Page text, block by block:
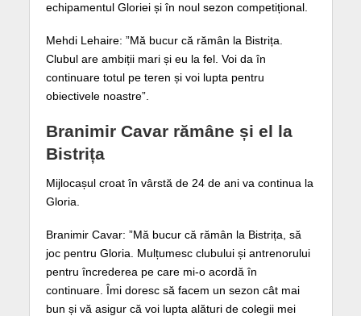
echipamentul Gloriei și în noul sezon competițional.
Mehdi Lehaire: ”Mă bucur că rămân la Bistrița.
Clubul are ambiții mari și eu la fel. Voi da în
continuare totul pe teren și voi lupta pentru
obiectivele noastre”.
Branimir Cavar rămâne și el la
Bistrița
Mijlocașul croat în vârstă de 24 de ani va continua la
Gloria.
Branimir Cavar: ”Mă bucur că rămân la Bistrița, să
joc pentru Gloria. Mulțumesc clubului și antrenorului
pentru încrederea pe care mi-o acordă în
continuare. Îmi doresc să facem un sezon cât mai
bun și vă asigur că voi lupta alături de colegii mei